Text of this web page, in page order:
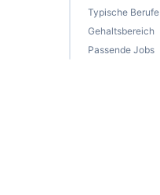
Typische Berufe
Gehaltsbereich
Passende Jobs